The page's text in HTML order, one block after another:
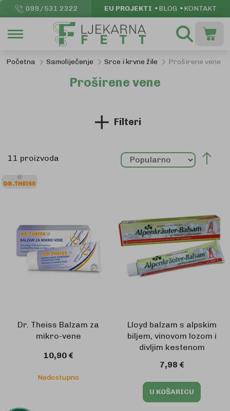
099/531 2322 EU PROJEKTI BLOG KONTAKT
Moja
Početna Samoliječenje Srce i krvne žile Proširene vene
Proširene vene
11 proizvoda
Dr. Theiss Balzam za
mikro-vene
10,90 €
Nedostupno
Lloyd balzam s alpskim
biljem, vinovom lozom i
divljim kestenom
7,98 €
U KOŠARICU
Filteri